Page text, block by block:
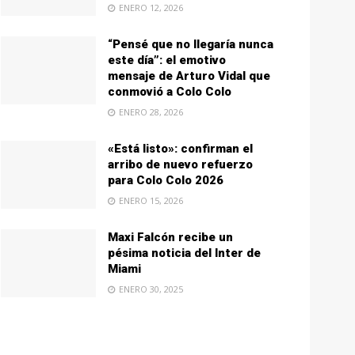
ENERO 12, 2026
“Pensé que no llegaría nunca
este día”: el emotivo
mensaje de Arturo Vidal que
conmovió a Colo Colo
ENERO 28, 2026
«Está listo»: confirman el
arribo de nuevo refuerzo
para Colo Colo 2026
ENERO 15, 2026
Maxi Falcón recibe un
pésima noticia del Inter de
Miami
ENERO 30, 2025